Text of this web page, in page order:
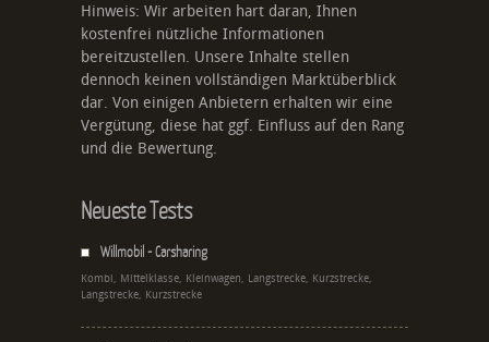
Hinweis: Wir arbeiten hart daran, Ihnen
kostenfrei nützliche Informationen
bereitzustellen. Unsere Inhalte stellen
dennoch keinen vollständigen Marktüberblick
dar. Von einigen Anbietern erhalten wir eine
Vergütung, diese hat ggf. Einfluss auf den Rang
und die Bewertung.
Neueste Tests
Willmobil - Carsharing
Kombi, Mittelklasse, Kleinwagen, Langstrecke, Kurzstrecke,
Langstrecke, Kurzstrecke